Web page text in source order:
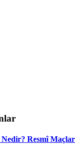
Nedir? Resmî